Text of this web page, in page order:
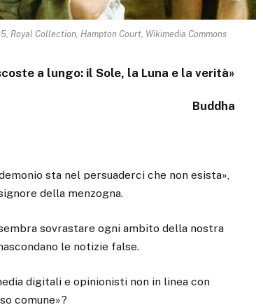
Royal Collection, Hampton Court, Wikimedia Commons
a lungo: il Sole, la Luna e la verità»
Buddha
sta nel persuaderci che non esista»,
della menzogna.
sovrastare ogni ambito della nostra
le notizie false.
digitali e opinionisti non in linea con
comune»?